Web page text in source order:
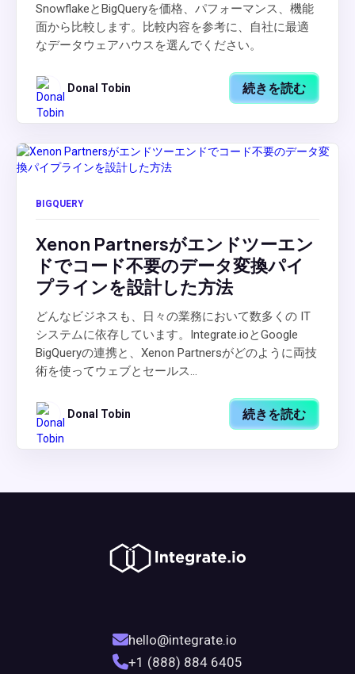
SnowflakeとBigQueryを価格、パフォーマンス、機能
面から比較します。比較内容を参考に、自社に最適
なデータウェアハウスを選んでください。
Donal Tobin 続きを読む
BIGQUERY
Xenon Partnersがエンドツーエン
ドでコード不要のデータ変換パイ
プラインを設計した方法
どんなビジネスも、日々の業務において数多くの IT
システムに依存しています。Integrate.ioとGoogle
BigQueryの連携と、Xenon Partnersがどのように両技
術を使ってウェブとセールス...
Donal Tobin 続きを読む
hello@integrate.io
+1 (888) 884 6405